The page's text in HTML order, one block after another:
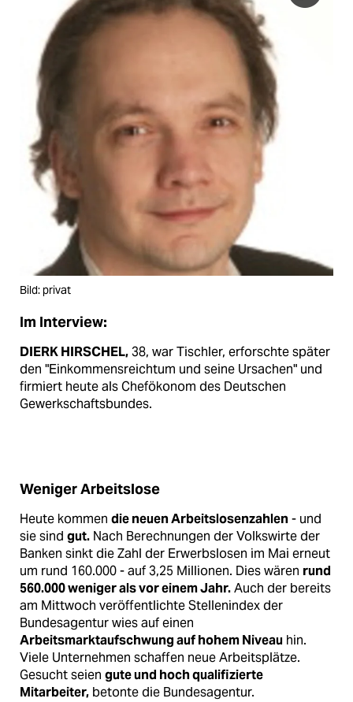
Bild: privat
Im Interview:
DIERK HIRSCHEL,38, war Tischler, erforschte später
den "Einkommensreichtum und seine Ursachen" und
firmiert heute als Chefökonom des Deutschen
Gewerkschaftsbundes.
Weniger Arbeitslose
Heute kommen die neuen Arbeitslosenzahlen- und
sie sind gut. Nach Berechnungen der Volkswirte der
Banken sinkt die Zahl der Erwerbslosen im Mai erneut
um rund 160.000 - auf 3,25 Millionen. Dies wären rund
560.000 weniger als vor einem Jahr.Auch der bereits
am Mittwoch veröffentlichte Stellenindex der
Bundesagentur wies auf einen
Arbeitsmarktaufschwung auf hohem Niveau hin.
Viele Unternehmen schaffen neue Arbeitsplätze.
Gesucht seien gute und hoch qualifizierte
Mitarbeiter, betonte die Bundesagentur.